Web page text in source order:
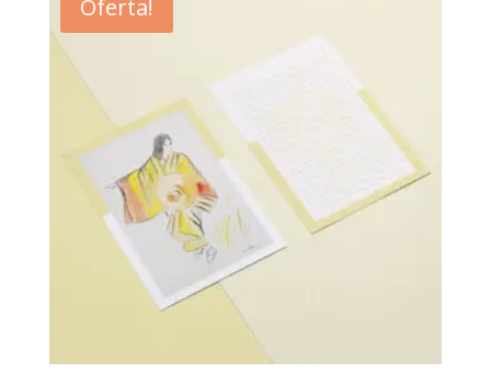
R$ 39,90.
Oferta!